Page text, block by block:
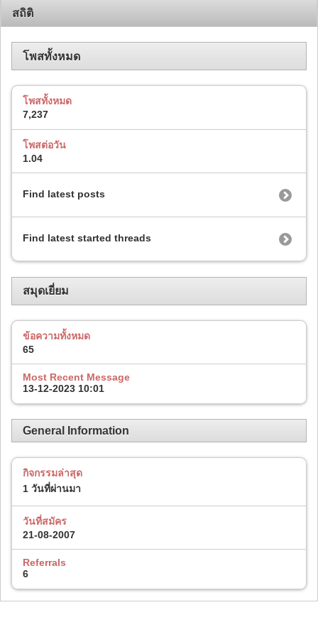
สถิติ
โพสทั้งหมด
โพสทั้งหมด
7,237
โพสต่อวัน
1.04
Find latest posts
Find latest started threads
สมุดเยี่ยม
ข้อความทั้งหมด
65
Most Recent Message
13-12-2023 10:01
General Information
กิจกรรมล่าสุด
1 วันที่ผ่านมา
วันที่สมัคร
21-08-2007
Referrals
6